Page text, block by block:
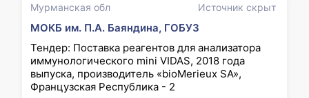
Мурманская обл Источник скрыт
МОКБ им. П.А. Баяндина, ГОБУЗ
Тендер: Поставка реагентов для анализатора
иммунологического mini VIDAS, 2018 года
выпуска, производитель «bioMerieux SA»,
Французская Республика - 2